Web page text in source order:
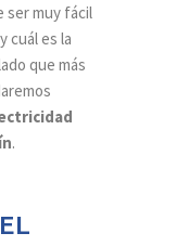
ser muy fácil
cuál es la
que más
.